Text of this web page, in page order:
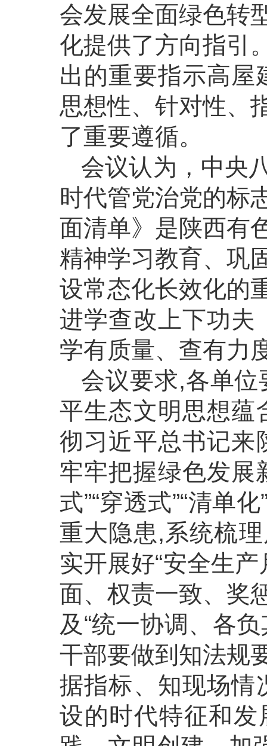
会发展全面绿色转
化提供了方向指引
出的重要指示高屋
思想性、针对性、
了重要遵循。
会议认为，中央
时代管党治党的标
面清单》是陕西有
精神学习教育、巩
设常态化长效化的
进学查改上下功夫
学有质量、查有力
会议要求,各单
平生态文明思想蕴
彻习近平总书记来
牢牢把握绿色发展
式”“穿透式”“清单
重大隐患,系统梳
实开展好“安全生
面、权责一致、奖
及“统一协调、各
干部要做到知法规
据指标、知现场情
设的时代特征和